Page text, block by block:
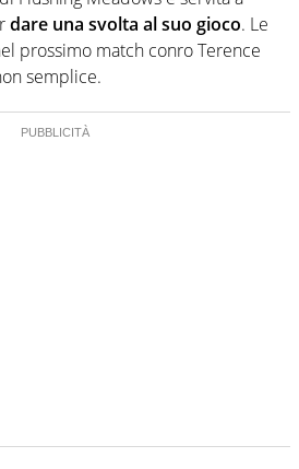
dare una svolta al suo gioco. Le
prossimo match conro Terence
semplice.